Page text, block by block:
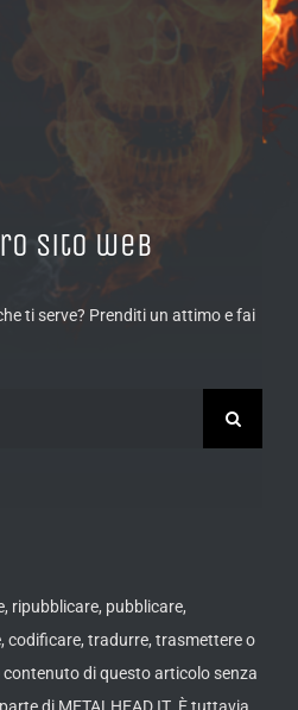
sito web
ti serve? Prenditi un attimo e fai
ripubblicare, pubblicare,
codificare, tradurre, trasmettere o
di questo articolo senza